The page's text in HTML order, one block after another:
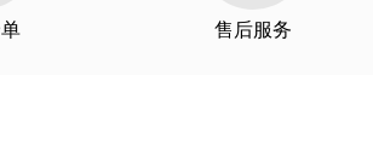
spectroscopic techniques.Environmental
售后服务